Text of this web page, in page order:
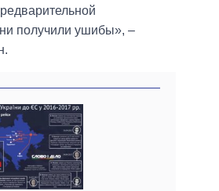
получили ушибы», –